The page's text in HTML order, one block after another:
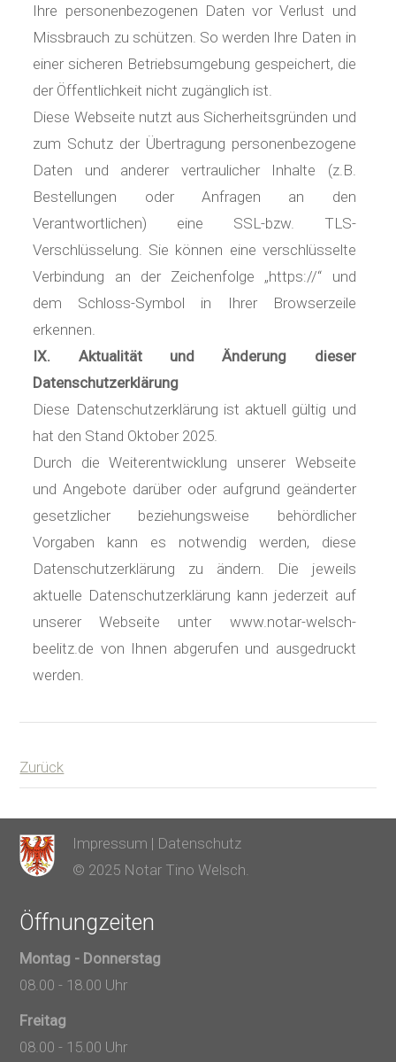
Ihre personenbezogenen Daten vor Verlust und
Missbrauch zu schützen. So werden Ihre Daten in
einer sicheren Betriebsumgebung gespeichert, die
der Öffentlichkeit nicht zugänglich ist.
Diese Webseite nutzt aus Sicherheitsgründen und
zum Schutz der Übertragung personenbezogene
Daten und anderer vertraulicher Inhalte (z.B.
Bestellungen oder Anfragen an den
Verantwortlichen) eine SSL-bzw. TLS-
Verschlüsselung. Sie können eine verschlüsselte
Verbindung an der Zeichenfolge „https://“ und
dem Schloss-Symbol in Ihrer Browserzeile
erkennen.
IX. Aktualität und Änderung dieser
Datenschutzerklärung
Diese Datenschutzerklärung ist aktuell gültig und
hat den Stand Oktober 2025.
Durch die Weiterentwicklung unserer Webseite
und Angebote darüber oder aufgrund geänderter
gesetzlicher beziehungsweise behördlicher
Vorgaben kann es notwendig werden, diese
Datenschutzerklärung zu ändern. Die jeweils
aktuelle Datenschutzerklärung kann jederzeit auf
unserer Webseite unter www.notar-welsch-
beelitz.de von Ihnen abgerufen und ausgedruckt
werden.
Zurück
Impressum | Datenschutz
© 2025 Notar Tino Welsch.
Öffnungzeiten
Montag - Donnerstag
08.00 - 18.00 Uhr
Freitag
08.00 - 15.00 Uhr